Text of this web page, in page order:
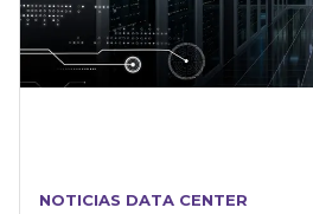
NOTICIAS DATA CENTER